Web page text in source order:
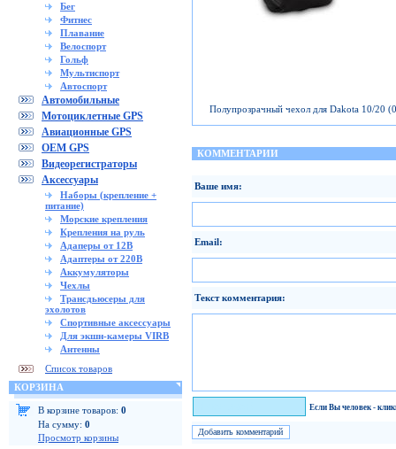
Бег
Фитнес
Плавание
Велоспорт
Гольф
Мультиспорт
Автоспорт
Автомобильные
Мотоциклетные GPS
Авиационные GPS
OEM GPS
Видеорегистраторы
Аксессуары
Наборы (крепление +
питание)
Морские крепления
Крепления на руль
Адаперы от 12В
Адаптеры от 220В
Аккумуляторы
Чехлы
Трансдьюсеры для
эхолотов
Спортивные аксессуары
Для экшн-камеры VIRB
Антенны
Список товаров
КОРЗИНА
В корзине товаров: 0
На сумму: 0
Просмотр корзины
Полупрозрачный чехол для Dakota 10/20
КОММЕНТАРИИ
Ваше имя:
Email:
Текст комментария:
Если Вы человек -